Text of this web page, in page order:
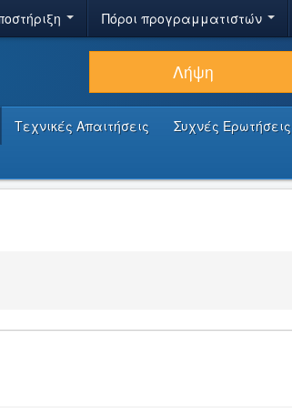
Πόροι προγραμματιστών
Λήψη
Τεχνικές Απαιτήσεις Συχνές Ερωτήσεις